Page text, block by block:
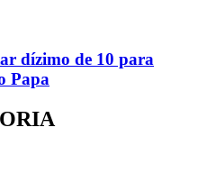
dízimo de 10 para
Papa